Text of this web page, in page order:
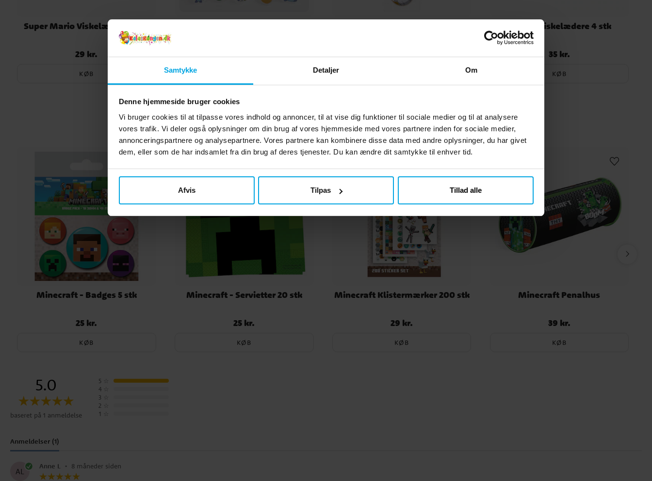
Samtykke Detaljer Om
Denne hjemmeside bruger cookies
Vi bruger cookies til at tilpasse vores indhold og annoncer, til at vise dig funktioner til sociale medier og til at analysere
vores trafik. Vi deler også oplysninger om din brug af vores hjemmeside med vores partnere inden for sociale medier,
annonceringspartnere og analysepartnere. Vores partnere kan kombinere disse data med andre oplysninger, du har givet
dem, eller som de har indsamlet fra din brug af deres tjenester. Du kan ændre dit samtykke til enhver tid.
Afvis Tilpas Tillad alle
Super Mario Viskelædere 4 stk
Pris: 29 kr.
29 kr.
KØB
49 kr. 35 kr.
Naruto Viskelædere 4 stk
Pris: 35 kr.
35 kr.
KØB
Andre købte også
Minecraft - Badges 5 stk
Pris: 25 kr.
25 kr.
KØB
Minecraft - Servietter 20 stk
Pris: 25 kr.
25 kr.
KØB
Minecraft Klistermærker 200 stk
Pris: 29 kr.
29 kr.
KØB
Minecraft Penalhus
Pris: 39 kr.
39 kr.
KØB
5.0
baseret på 1 anmeldelse
5
4
3
2
1
Anmeldelser (1)
AL
Anne L • 8 måneder siden